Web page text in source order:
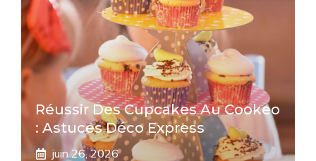
Réussir Des Cupcakes Au Cookeo
: Astuces Déco Express
juin 26, 2026